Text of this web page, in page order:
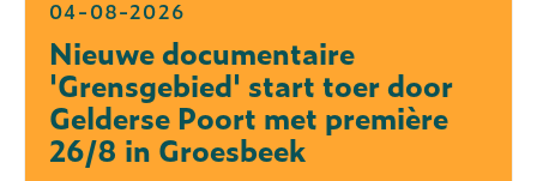
04-08-2026
Nieuwe documentaire
'Grensgebied' start toer door
Gelderse Poort met première
26/8 in Groesbeek